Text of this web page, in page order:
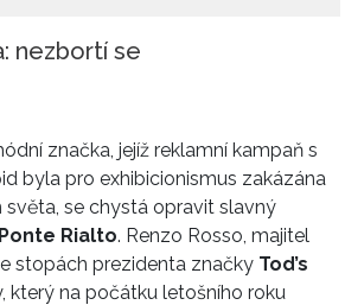
nezbortí se
značka, jejíž reklamní kampaň s
byla pro exhibicionismus zakázána
se chystá opravit slavný
Rialto. Renzo Rosso, majitel
stopách prezidenta značky Tod’s
který na počátku letošního roku